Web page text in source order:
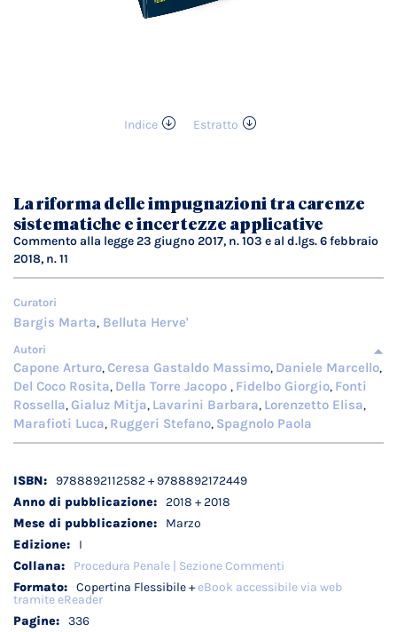
Indice
Estratto
galleria
di
immagini
La riforma delle impugnazioni tra carenze
sistematiche e incertezze applicative
Commento alla legge 23 giugno 2017, n. 103 e al d.lgs. 6 febbraio
2018, n. 11
Curatori
Bargis Marta, Belluta Herve'
Autori
Capone Arturo,Ceresa Gastaldo Massimo, Daniele Marcello,
Del Coco Rosita, Della Torre Jacopo , Fidelbo Giorgio, Fonti
Rossella,Gialuz Mitja, Lavarini Barbara, Lorenzetto Elisa,
Marafioti Luca, Ruggeri Stefano, Spagnolo Paola
Dettagli
tecnici
9788892112582 + 9788892172449
2018 + 2018
Marzo
I
Procedura Penale | Sezione Commenti
Copertina Flessibile +eBook accessibile via web
tramite eReader
336